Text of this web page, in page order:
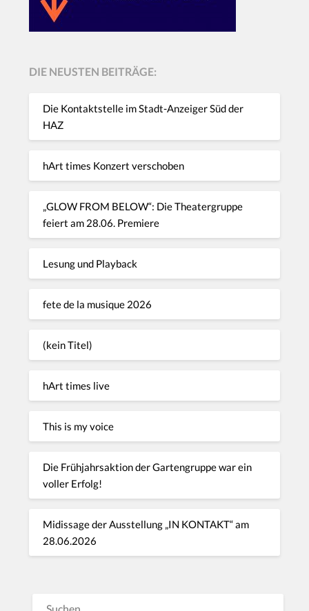
DIE NEUSTEN BEITRÄGE:
Die Kontaktstelle im Stadt-Anzeiger Süd der
HAZ
hArt times Konzert verschoben
„GLOW FROM BELOW“: Die Theatergruppe
feiert am 28.06. Premiere
Lesung und Playback
fete de la musique 2026
(kein Titel)
hArt times live
This is my voice
Die Frühjahrsaktion der Gartengruppe war ein
voller Erfolg!
Midissage der Ausstellung „IN KONTAKT“ am
28.06.2026